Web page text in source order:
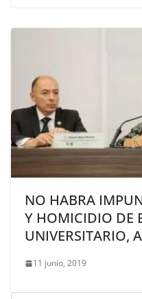
NO HABRA
Y HOMICIDIO DE
UNIVERSITARIO,
11 junio, 2019